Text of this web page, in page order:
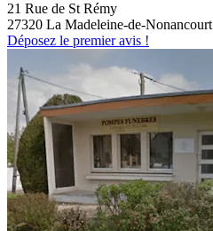
21 Rue de St Rémy
27320 La Madeleine-de-Nonancourt
Déposez le premier avis !